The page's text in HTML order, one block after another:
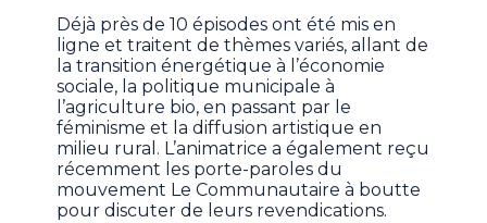
Déjà près de 10 épisodes ont été mis en
ligne et traitent de thèmes variés, allant de
la transition énergétique à l’économie
sociale, la politique municipale à
l’agriculture bio, en passant par le
féminisme et la diffusion artistique en
milieu rural. L’animatrice a également reçu
récemment les porte-paroles du
mouvement Le Communautaire à boutte
pour discuter de leurs revendications.